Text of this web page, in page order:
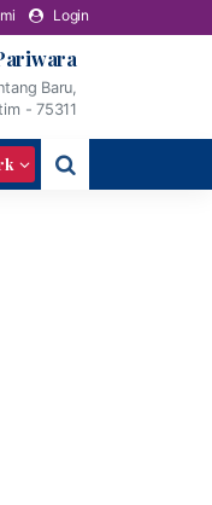
Login
Baru,
- 75311